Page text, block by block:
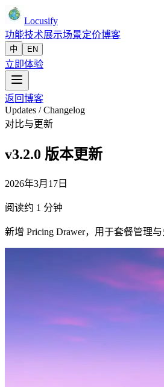
Locusify
功能技术展示场景定价博客
中 EN
立即体验
返回博客
Updates / Changelog
对比与更新
v3.2.0 版本更新
2026年3月17日
阅读约 1 分钟
新增 Pricing Drawer，用于套餐管理